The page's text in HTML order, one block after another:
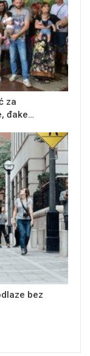
za
đake…
bez